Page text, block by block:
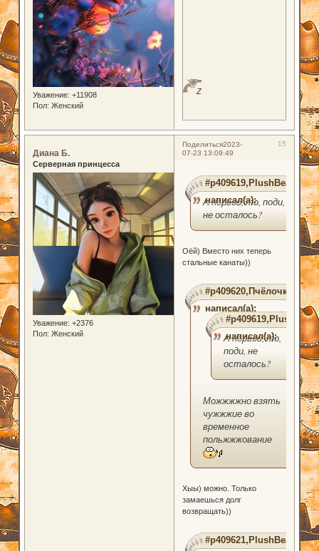
Уважение: +11908
Пол: Женский
Z
Поделиться 15
2023-
07-23 13:09:49
Диана Б.
Серверная принцесса
Уважение: +2376
Пол: Женский
#p409619,PlushBear
написал(а):
А нервов, то, поди,
не осталось?
Оёй) Вместо них теперь
стальные канаты))
#p409620,Пчёлочка
написал(а):
#p409619,PlushBear
написал(а):
А нервов, то,
поди, не
осталось?
Можжжжно взять
чужжжие во
временное
польжжжование
Хыы) можно. Только
замаешься долг
возвращать))
#p409621,PlushBear